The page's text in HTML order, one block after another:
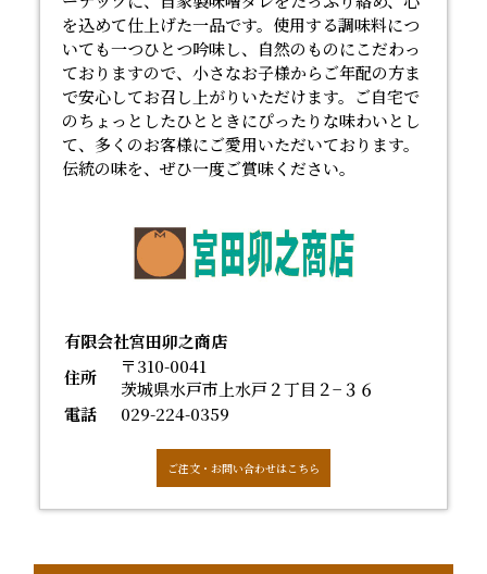
を込めて仕上げた一品です。使用する調味料につ
いても一つひとつ吟味し、自然のものにこだわっ
ておりますので、小さなお子様からご年配の方ま
で安心してお召し上がりいただけます。ご自宅で
のちょっとしたひとときにぴったりな味わいとし
て、多くのお客様にご愛用いただいております。
伝統の味を、ぜひ一度ご賞味ください。
有限会社宮田卯之商店
住所
〒310-0041
茨城県水戸市上水戸２丁目２−３６
電話
029-224-0359
ご注文・お問い合わせはこちら